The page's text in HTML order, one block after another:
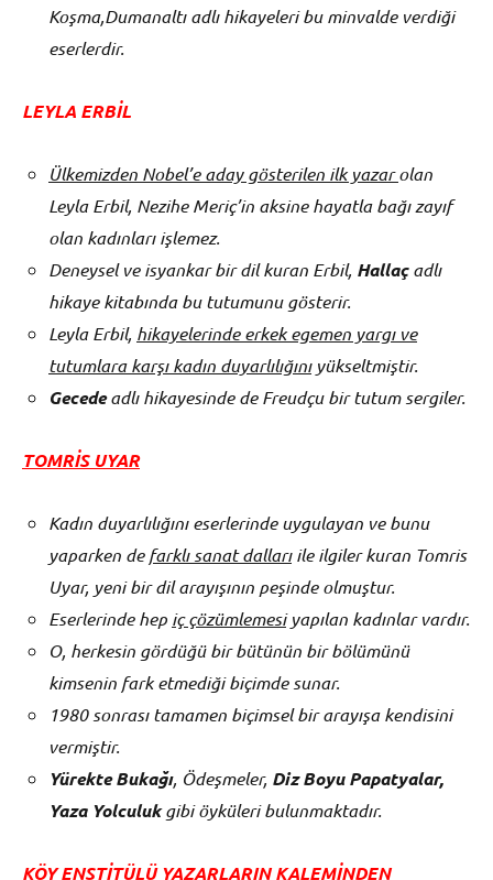
Koşma,Dumanaltı adlı hikayeleri bu minvalde verdiği
eserlerdir.
LEYLA ERBİL
Ülkemizden Nobel’e aday gösterilen ilk yazarolan
Leyla Erbil, Nezihe Meriç’in aksine hayatla bağı zayıf
olan kadınları işlemez.
Deneysel ve isyankar bir dil kuran Erbil, Hallaçadlı
hikaye kitabında bu tutumunu gösterir.
Leyla Erbil, hikayelerinde erkek egemen yargı ve
tutumlara karşı kadın duyarlılığınıyükseltmiştir.
Gecedeadlı hikayesinde de Freudçu bir tutum sergiler.
TOMRİS UYAR
Kadın duyarlılığını eserlerinde uygulayan ve bunu
yaparken defarklı sanat dallarıile ilgiler kuran Tomris
Uyar, yeni bir dil arayışının peşinde olmuştur.
Eserlerinde hep iç çözümlemesiyapılan kadınlar vardır.
O, herkesin gördüğü bir bütünün bir bölümünü
kimsenin fark etmediği biçimde sunar.
1980 sonrası tamamen biçimsel bir arayışa kendisini
vermiştir.
Yürekte Bukağı, Ödeşmeler, Diz Boyu Papatyalar,
Yaza Yolculukgibi öyküleri bulunmaktadır.
KÖY ENSTİTÜLÜ YAZARLARIN KALEMİNDEN